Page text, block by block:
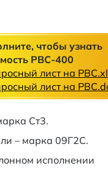
чтобы узнать
РВС-400
лист на
лист на
Ст3.
– марка 09Г2С.
исполнении